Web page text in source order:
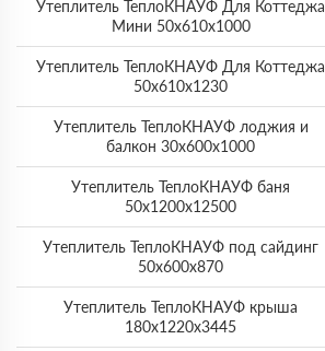
Утеплитель ТеплоКНАУФ Для Коттеджа
Мини 50х610х1000
Утеплитель ТеплоКНАУФ Для Коттеджа
50х610х1230
Утеплитель ТеплоКНАУФ лоджия и
балкон 30х600х1000
Утеплитель ТеплоКНАУФ баня
50х1200х12500
Утеплитель ТеплоКНАУФ под сайдинг
50х600х870
Утеплитель ТеплоКНАУФ крыша
180х1220х3445